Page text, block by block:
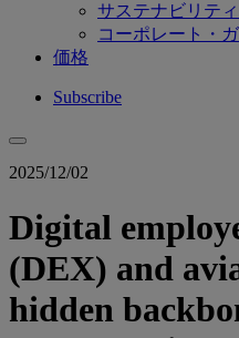
サステナビリテ
コーポレート・
価格
Subscribe
2025/12/02
Digital
(DEX) and
hidden